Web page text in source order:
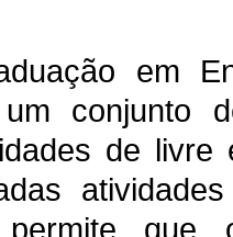
em
conjunto
de
permite que